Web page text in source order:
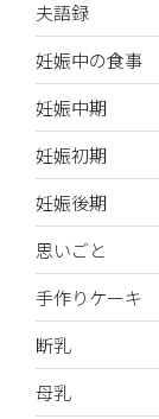
夫語録
妊娠中の食事
妊娠中期
妊娠初期
妊娠後期
思いごと
手作りケーキ
断乳
母乳